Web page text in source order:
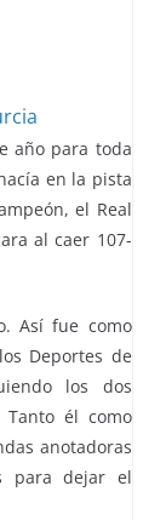
año para toda
en la pista
el Real
al caer 107-
Así fue como
Deportes de
los dos
él como
anotadoras
para dejar el